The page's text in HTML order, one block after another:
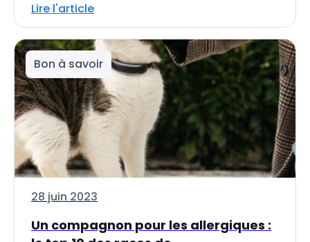
Lire l'article
Bon à savoir
28 juin 2023
Un compagnon pour les allergiques :